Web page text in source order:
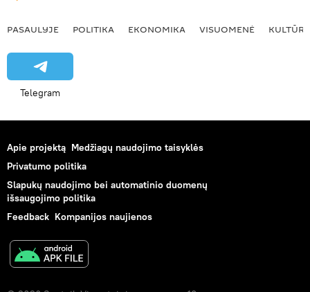
PASAULYJE POLITIKA EKONOMIKA VISUOMENĖ KULTŪRA
Telegram
Apie projektą Medžiagų naudojimo taisyklės
Privatumo politika
Slapukų naudojimo bei automatinio duomenų
išsaugojimo politika
Feedback Kompanijos naujienos